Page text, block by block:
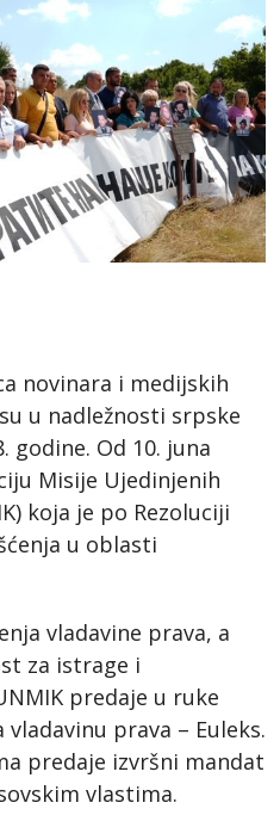
novinara i medijskih
u nadležnosti srpske
godine. Od 10. juna
Misije Ujedinjenih
koja je po Rezoluciji
u oblasti
vladavine prava, a
za istrage i
predaje u ruke
prava – Euleks.
predaje izvršni mandat
vlastima.